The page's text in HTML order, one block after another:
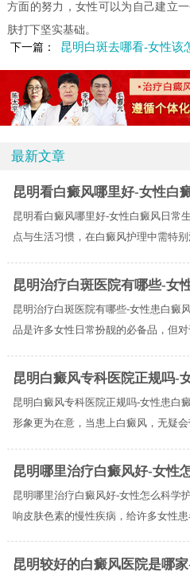
方面的努力，女性可以为自己建立
肤打下坚实基础。
下一篇：
昆明白斑去哪看-女性该
最新文章
昆明看白癜风哪里好-女性白
昆明看白癜风哪里好-女性白癜风日常
点与生活习惯，在白癜风护理中需特别
昆明治疗白斑医院有哪些-女
昆明治疗白斑医院有哪些-女性患白癜
品是许多女性日常扮靓的必备品，但对
昆明白癜风专科医院正规吗-
昆明白癜风专科医院正规吗-女性患白
形象更为在意，当患上白癜风，无疑会
昆明哪里治疗白癜风好-女性
昆明哪里治疗白癜风好-女性怎么科学
响皮肤色素的慢性疾病，给许多女性患
昆明较好的白癜风医院是哪